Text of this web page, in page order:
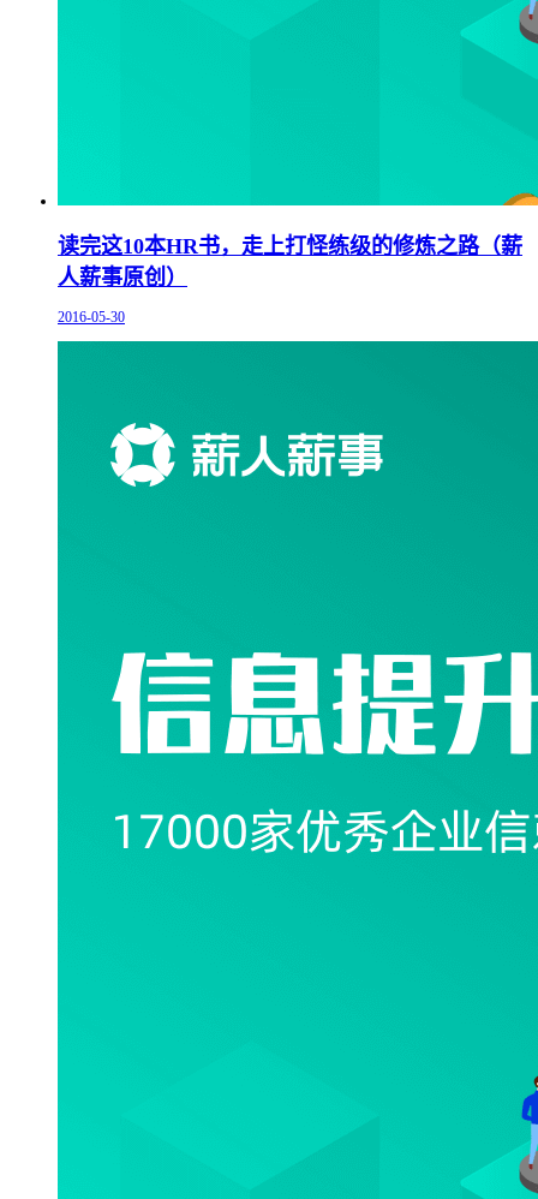
读完这10本HR书，走上打怪练级的修炼之路（薪
人薪事原创）
2016-05-30